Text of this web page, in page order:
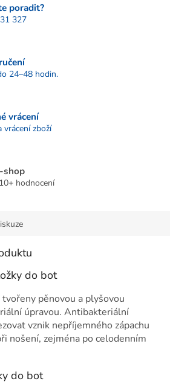
poradit?
327
24–48 hodin.
vrácení
vrácení zboží
shop
hodnocení
do bot
tvořeny pěnovou a plyšovou
úpravou. Antibakteriální
vznik nepříjemného zápachu
nošení, zejména po celodenním
do bot